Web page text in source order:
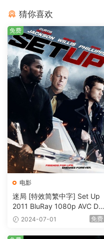
猜你喜欢
电影
迷局 [特效简繁中字] Set Up
2011 BluRay 1080p AVC DT
S-HD MA5.1-shhaclm@CHD
2024-07-01 免费
免费